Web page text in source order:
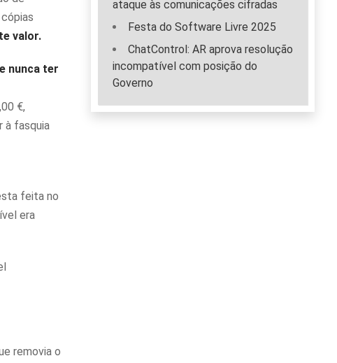
valor.
nunca ter
€,
à fasquia
feita no
era
removia o
ataque às comunicações cifradas
Festa do Software Livre 2025
ChatControl: AR aprova resolução
incompatível com posição do
Governo